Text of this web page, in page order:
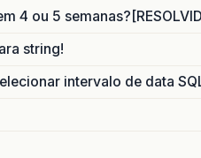
4 ou 5
string!
intervalo de data